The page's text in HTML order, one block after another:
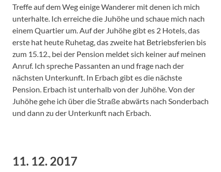
Treffe auf dem Weg einige Wanderer mit denen ich mich
unterhalte. Ich erreiche die Juhöhe und schaue mich nach
einem Quartier um. Auf der Juhöhe gibt es 2 Hotels, das
erste hat heute Ruhetag, das zweite hat Betriebsferien bis
zum 15.12., bei der Pension meldet sich keiner auf meinen
Anruf. Ich spreche Passanten an und frage nach der
nächsten Unterkunft. In Erbach gibt es die nächste
Pension. Erbach ist unterhalb von der Juhöhe. Von der
Juhöhe gehe ich über die Straße abwärts nach Sonderbach
und dann zu der Unterkunft nach Erbach.
11. 12. 2017